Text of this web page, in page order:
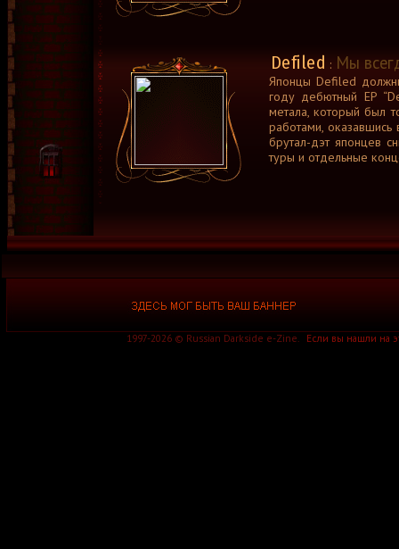
Defiled : Мы
Японцы Defiled
году дебютный EP
метала, который был
работами,
брутал-дэт японцев
туры и отдельные
1997-2026 © Russian Darkside e-Zine. Если вы нашли на